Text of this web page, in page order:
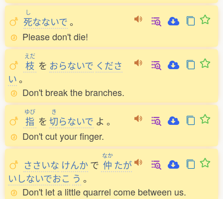
し
死なないで。
Please don't die!
えだ
枝 を おらないで くださ
い。
Don't break the branches.
ゆび
指 を
き
切らないで よ 。
Don't cut your finger.
ささいな けんか で
なか
仲 たが
いしないでおこ う 。
Don't let a little quarrel come between us.